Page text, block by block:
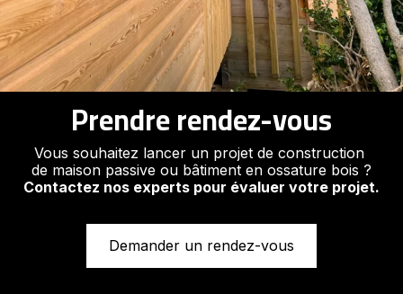
Prendre rendez-vous
Vous souhaitez lancer un projet de construction
de maison passive ou bâtiment en ossature bois ?
Contactez nos experts pour évaluer votre projet.
Demander un rendez-vous